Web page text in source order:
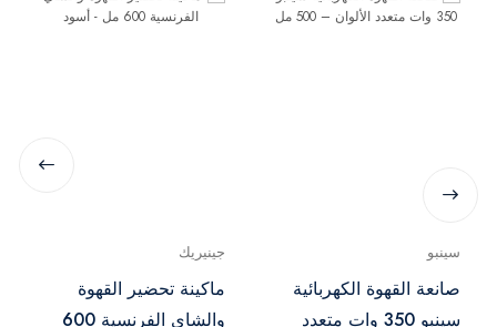
سينبو
صانعة القهوة الكهربائية
سينبو 350 وات متعدد
جينيريك
ماكينة تحضير القهوة
والشاي الفرنسية 600